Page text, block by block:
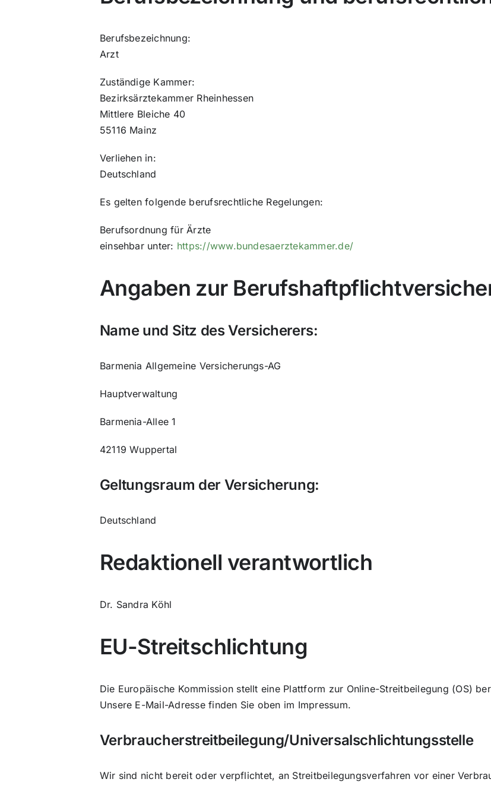
Berufsbezeichnung:
Arzt
Zuständige Kammer:
Bezirksärztekammer Rheinhessen
Mittlere Bleiche 40
55116 Mainz
Verliehen in:
Deutschland
Es gelten folgende berufsrechtliche Regelungen:
Berufsordnung für Ärzte
einsehbar unter: https://www.bundesaerztekammer.de/
Angaben zur
Name und Sitz des Versicherers:
Barmenia Allgemeine Versicherungs-AG
Hauptverwaltung
Barmenia-Allee 1
42119 Wuppertal
Geltungsraum der Versicherung:
Deutschland
Redaktionell verantwortlich
Dr. Sandra Köhl
EU-Streitschlichtung
Die Europäische Kommission stellt eine Plattform zur Online-Streitbeilegung (OS)
Unsere E-Mail-Adresse finden Sie oben im Impressum.
Verbraucherstreitbeilegung/Universalschlichtungsstelle
Wir sind nicht bereit oder verpflichtet, an Streitbeilegungsverfahren vor einer